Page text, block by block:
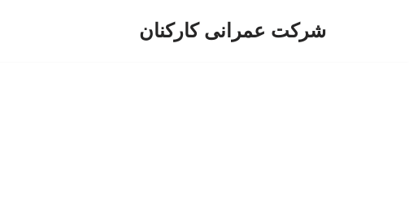
شرکت عمرانی کارکنان